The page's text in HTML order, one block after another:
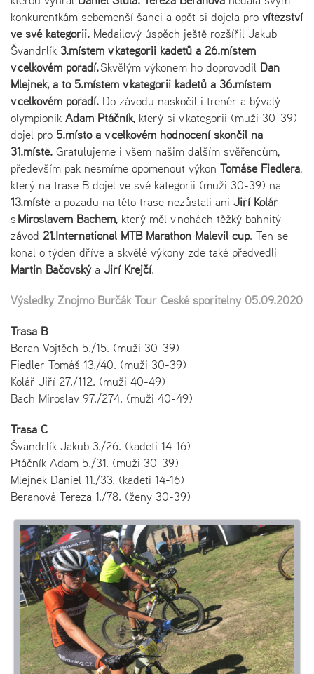
konkurentkám sebemenší šanci a opět si dojela pro vítězství
ve své kategorii. Medailový úspěch ještě rozšířil Jakub
Švandrlík 3.místem v kategorii kadetů a 26.místem
v celkovém pořadí.Skvělým výkonem ho doprovodil Dan
Mlejnek, a to 5.místem v kategorii kadetů a 36.místem
v celkovém pořadí. Do závodu naskočil i trenér a bývalý
olympionik Adam Ptáčník, který si v kategorii (muži 30-39)
dojel pro 5.místo a v celkovém hodnocení skončil na
31.místě. Gratulujeme i všem našim dalším svěřencům,
především pak nesmíme opomenout výkon Tomáše Fiedlera,
který na trase B dojel ve své kategorii (muži 30-39) na
13.místě a pozadu na této trase nezůstali ani Jiří Kolář
sMiroslavem Bachem, který měl v nohách těžký bahnitý
závod 21.International MTB Marathon Malevil cup. Ten se
konal o týden dříve a skvělé výkony zde také předvedli
Martin Bačovskýa Jiří Krejčí.
Výsledky Znojmo Burčák Tour České spořitelny 05.09.2020
Trasa B
Beran Vojtěch 5./15. (muži 30-39)
Fiedler Tomáš 13./40. (muži 30-39)
Kolář Jiří 27./112. (muži 40-49)
Bach Miroslav 97./274. (muži 40-49)
Trasa C
Švandrlík Jakub 3./26. (kadeti 14-16)
Ptáčník Adam 5./31. (muži 30-39)
Mlejnek Daniel 11./33. (kadeti 14-16)
Beranová Tereza 1./78. (ženy 30-39)